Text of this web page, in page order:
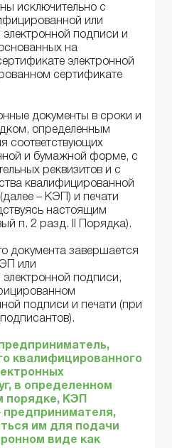
исключительно с
или
подписи и
на
электронной
сертификате
документы в сроки и
определенным
соответствующих
и бумажной форме, с
реквизитов и с
квалифицированной
– КЭП) и печати
настоящим
п. 2 разд. ІІ Порядка).
документа завершается
или
подписи,
подписи и печати (при
квалифицированного
в определенном
порядке, КЭП
предпринимателя,
им для подачи
виде как